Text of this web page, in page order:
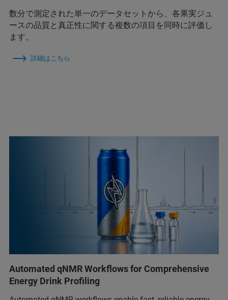
数分で測定された単一のデータセットから、各果実ジュ
ースの品質と真正性に関する複数の項目を同時に評価し
ます。
詳細はこちら
Automated qNMR Workflows for Comprehensive
Energy Drink Profiling